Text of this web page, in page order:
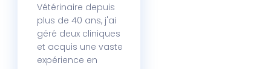
Vétérinaire depuis
plus de 40 ans, j'ai
géré deux cliniques
et acquis une vaste
expérience en